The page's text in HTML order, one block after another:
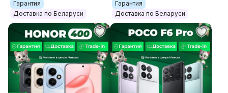
Гарантия
Доставка по Беларуси
Гарантия
Доставка по Беларуси